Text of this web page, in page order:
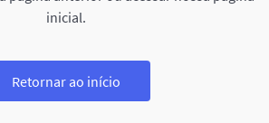
inicial.
Retornar ao início